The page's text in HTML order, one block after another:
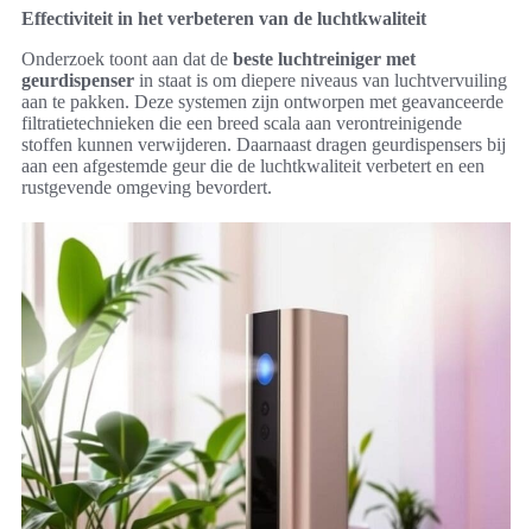
Effectiviteit in het verbeteren van de luchtkwaliteit
Onderzoek toont aan dat de beste luchtreiniger met
geurdispenser in staat is om diepere niveaus van luchtvervuiling
aan te pakken. Deze systemen zijn ontworpen met geavanceerde
filtratietechnieken die een breed scala aan verontreinigende
stoffen kunnen verwijderen. Daarnaast dragen geurdispensers bij
aan een afgestemde geur die de luchtkwaliteit verbetert en een
rustgevende omgeving bevordert.